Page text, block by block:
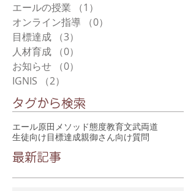
エールの授業
（1）
オンライン指導
（0）
目標達成
（3）
人材育成
（0）
お知らせ
（0）
IGNIS
（2）
タグから検索
エール原田メソッド態度教育文武両道
生徒向け目標達成親御さん向け質問
最新記事